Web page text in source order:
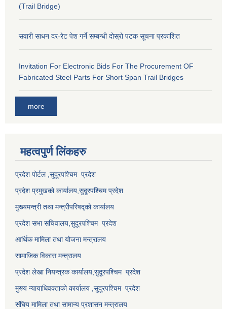
(Trail Bridge)
सवारी साधन दर-रेट पेश गर्ने सम्बन्धी दोस्रो पटक सूचना प्रकाशित
Invitation For Electronic Bids For The Procurement OF
Fabricated Steel Parts For Short Span Trail Bridges
more
महत्वपुर्ण लि‌ंकहरु
प्रदेश पोर्टल ,सुदूरपश्चिम प्रदेश
प्रदेश प्रमुखको कार्यालय, सुदूरपश्चिमप्रदेश
मुख्यमन्त्री तथा मन्त्रीपरिषद्को कार्यालय
प्रदेश सभा सचिवालय, सुदूरपश्चिम प्रदेश
आर्थिक मामिला तथा योजना मन्त्रालय
सामाजिक विकास मन्त्रालय
प्रदेश लेखा नियन्त्रक कार्यालय, सुदूरपश्चिम प्रदेश
मुख्य न्यायाधिवक्ताको कार्यालय , सुदूरपश्चिम प्रदेश
संघिय मामिला तथा सामान्य प्रशासन मन्त्रालय